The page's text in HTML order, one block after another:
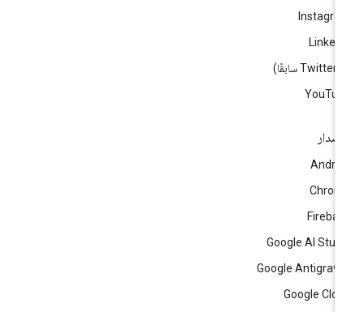
Google AI
Google
Google